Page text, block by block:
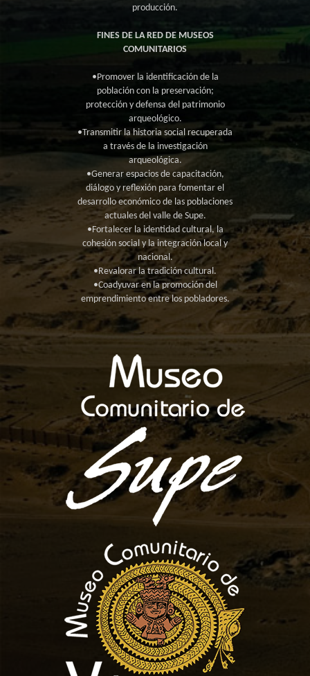
producción.
FINES DE LA RED DE MUSEOS
COMUNITARIOS
•Promover la identificación de la
población con la preservación;
protección y defensa del patrimonio
arqueológico.
•Transmitir la historia social recuperada
a través de la investigación
arqueológica.
•Generar espacios de capacitación,
diálogo y reflexión para fomentar el
desarrollo económico de las poblaciones
actuales del valle de Supe.
•Fortalecer la identidad cultural, la
cohesión social y la integración local y
nacional.
•Revalorar la tradición cultural.
•Coadyuvar en la promoción del
emprendimiento entre los pobladores.